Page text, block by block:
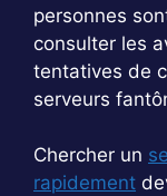
personnes
consulter les
tentatives de
serveurs
Chercher un
rapidement